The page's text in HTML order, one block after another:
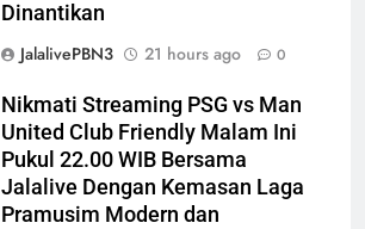
Dinantikan
JalalivePBN3
21 hours ago 0
Nikmati Streaming PSG vs Man
United Club Friendly Malam Ini
Pukul 22.00 WIB Bersama
Jalalive Dengan Kemasan Laga
Pramusim Modern dan